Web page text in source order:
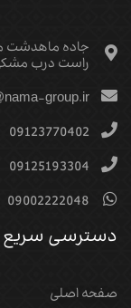
جاده ماهدشت
راست درب
group.ir
09123770402
09125193304
09002222048
دسترسی سریع
صفحه اصلی